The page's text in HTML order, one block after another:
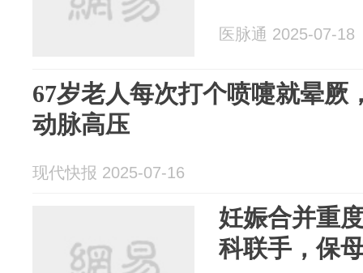
医脉通 2025-07-18
67岁老人每次打个喷嚏就晕厥
动脉高压
现代快报 2025-07-16
妊娠合并重
科联手，保